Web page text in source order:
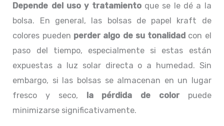
Depende del uso y tratamientoque se le dé a la
bolsa. En general, las bolsas de papel kraft de
colores pueden perder algo de su tonalidad con el
paso del tiempo, especialmente si estas están
expuestas a luz solar directa o a humedad. Sin
embargo, si las bolsas se almacenan en un lugar
fresco y seco, la pérdida de colorpuede
minimizarse significativamente.